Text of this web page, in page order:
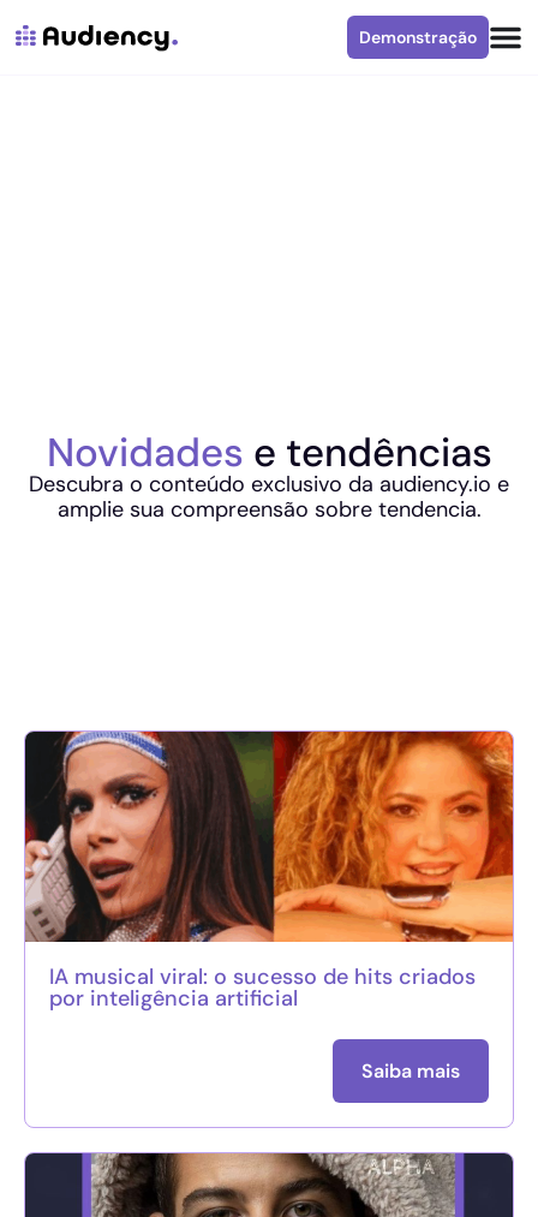
Demonstração
Novidades e tendências
Descubra o conteúdo exclusivo da audiency.io e
amplie sua compreensão sobre tendencia.
IA musical viral: o sucesso de hits criados
por inteligência artificial
Saiba mais